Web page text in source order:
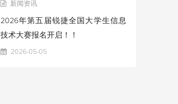
新闻资讯
2026年第五届锐捷全国大学生信息
技术大赛报名开启！！
2026-05-05